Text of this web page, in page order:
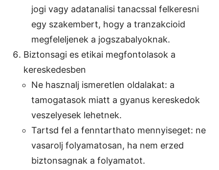
jogi vagy adatanalisi tanacssal felkeresni
egy szakembert, hogy a tranzakcioid
megfeleljenek a jogszabalyoknak.
Biztonsagi es etikai megfontolasok a
kereskedesben
Ne hasznalj ismeretlen oldalakat: a
tamogatasok miatt a gyanus kereskedok
veszelyesek lehetnek.
Tartsd fel a fenntarthato mennyiseget: ne
vasarolj folyamatosan, ha nem erzed
biztonsagnak a folyamatot.